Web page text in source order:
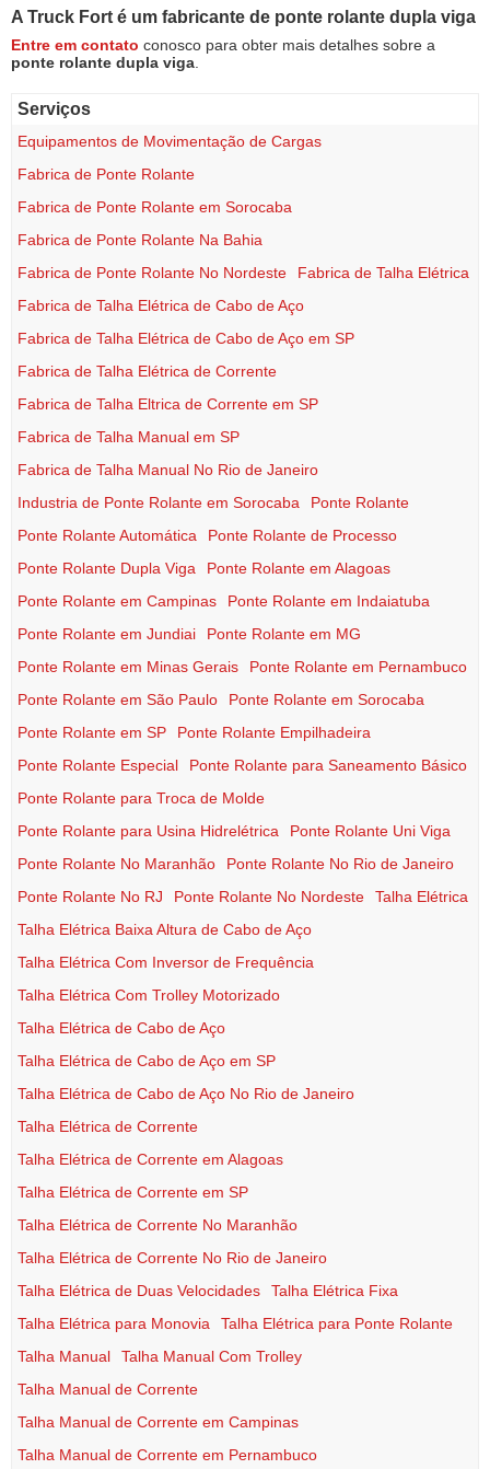
A Truck Fort é um fabricante de ponte rolante dupla viga
Entre em contato conosco para obter mais detalhes sobre a
ponte rolante dupla viga
Serviços
Equipamentos de Movimentação de Cargas
Fabrica de Ponte Rolante
Fabrica de Ponte Rolante em Sorocaba
Fabrica de Ponte Rolante Na Bahia
Fabrica de Ponte Rolante No Nordeste
Fabrica de Talha Elétrica
Fabrica de Talha Elétrica de Cabo de Aço
Fabrica de Talha Elétrica de Cabo de Aço em SP
Fabrica de Talha Elétrica de Corrente
Fabrica de Talha Eltrica de Corrente em SP
Fabrica de Talha Manual em SP
Fabrica de Talha Manual No Rio de Janeiro
Industria de Ponte Rolante em Sorocaba
Ponte Rolante
Ponte Rolante Automática
Ponte Rolante de Processo
Ponte Rolante Dupla Viga
Ponte Rolante em Alagoas
Ponte Rolante em Campinas
Ponte Rolante em Indaiatuba
Ponte Rolante em Jundiai
Ponte Rolante em MG
Ponte Rolante em Minas Gerais
Ponte Rolante em Pernambuco
Ponte Rolante em São Paulo
Ponte Rolante em Sorocaba
Ponte Rolante em SP
Ponte Rolante Empilhadeira
Ponte Rolante Especial
Ponte Rolante para Saneamento Básico
Ponte Rolante para Troca de Molde
Ponte Rolante para Usina Hidrelétrica
Ponte Rolante Uni Viga
Ponte Rolante No Maranhão
Ponte Rolante No Rio de Janeiro
Ponte Rolante No RJ
Ponte Rolante No Nordeste
Talha Elétrica
Talha Elétrica Baixa Altura de Cabo de Aço
Talha Elétrica Com Inversor de Frequência
Talha Elétrica Com Trolley Motorizado
Talha Elétrica de Cabo de Aço
Talha Elétrica de Cabo de Aço em SP
Talha Elétrica de Cabo de Aço No Rio de Janeiro
Talha Elétrica de Corrente
Talha Elétrica de Corrente em Alagoas
Talha Elétrica de Corrente em SP
Talha Elétrica de Corrente No Maranhão
Talha Elétrica de Corrente No Rio de Janeiro
Talha Elétrica de Duas Velocidades
Talha Elétrica Fixa
Talha Elétrica para Monovia
Talha Elétrica para Ponte Rolante
Talha Manual
Talha Manual Com Trolley
Talha Manual de Corrente
Talha Manual de Corrente em Campinas
Talha Manual de Corrente em Pernambuco